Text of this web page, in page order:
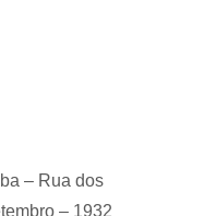
– Rua dos
– 1932